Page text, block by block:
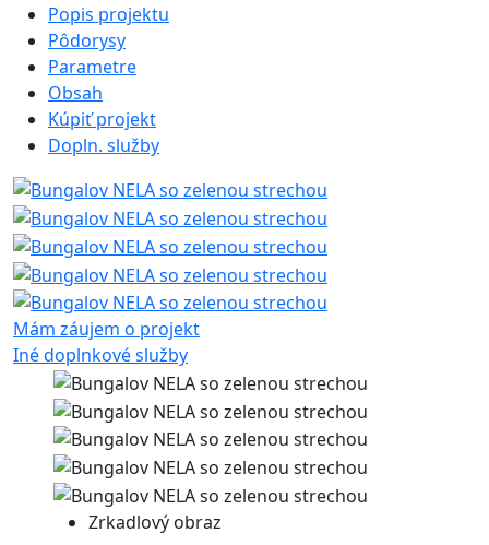
Popis projektu
Pôdorysy
Parametre
Obsah
Kúpiť projekt
Dopln. služby
Mám záujem o projekt
Iné doplnkové služby
Zrkadlový obraz